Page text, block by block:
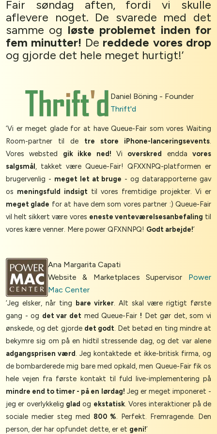
Fair søndag aften, fordi vi skulle
aflevere noget. De svarede med det
samme og løste problemet inden for
fem minutter! De reddede vores drop
og gjorde det hele meget hurtigt!’
Daniel Böning - Founder
Thrift'd
‘Vi er meget glade for at have Queue-Fair som vores Waiting
Room-partner til de tre store iPhone-lanceringsevents.
Vores websted gik ikke ned! Vi overskred endda vores
salgsmål, takket være Queue-Fair! QFXXNPQ-platformen er
brugervenlig - meget let at bruge - og datarapporterne gav
os meningsfuld indsigttil vores fremtidige projekter. Vi er
meget glade for at have dem som vores partner :) Queue-Fair
vil helt sikkert være vores eneste venteværelsesanbefaling til
vores kære venner. Mere power QFXNNPQ! Godt arbejde!’
Ana Margarita Capati
Website & Marketplaces Supervisor Power
Mac Center
‘Jeg elsker, når ting bare virker. Alt skal være rigtigt første
gang - og det var det med Queue-Fair ! Det gør det, som vi
ønskede, og det gjorde det godt. Det betød en ting mindre at
bekymre sig om på en hidtil stressende dag, og det var alene
adgangsprisen værd. Jeg kontaktede et ikke-britisk firma, og
de bombarderede mig bare med opkald, men Queue-Fair fik os
hele vejen fra første kontakt til fuld live-implementering på
mindre end to timer - på en lørdag! Jeg er meget imponeret -
jeg er overlykkelig glad og ekstatisk. Vores interaktioner på de
sociale medier steg med 800 %. Perfekt. Fremragende. Den
person, der har opfundet dette, er et geni!’